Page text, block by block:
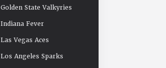
Golden State Valkyries
Indiana Fever
Las Vegas Aces
Los Angeles Sparks